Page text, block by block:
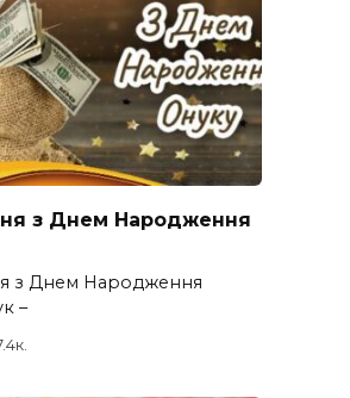
з Днем Народження
з Днем Народження
–